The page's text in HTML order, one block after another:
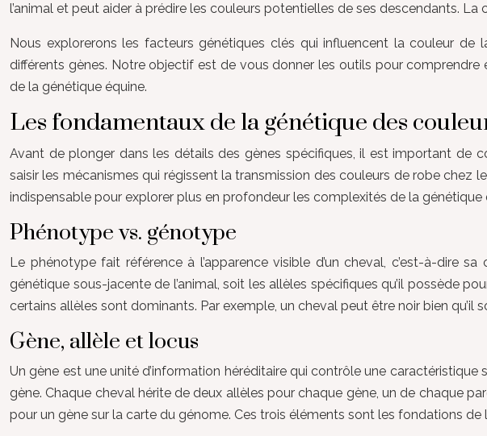
l’animal et peut aider à prédire les couleurs potentielles de ses descendants.
Nous explorerons les facteurs génétiques clés qui influencent la couleur
différents gènes. Notre objectif est de vous donner les outils pour
de la génétique équine.
Les fondamentaux de la génétique des
Avant de plonger dans les détails des gènes spécifiques, il est important de
saisir les mécanismes qui régissent la transmission des couleurs de robe
indispensable pour explorer plus en profondeur les complexités de la génétique
Phénotype vs. génotype
Le phénotype fait référence à l’apparence visible d’un cheval, c’est-à-dire
génétique sous-jacente de l’animal, soit les allèles spécifiques qu’il possède
certains allèles sont dominants. Par exemple, un cheval peut être noir bien qu’il
Gène, allèle et locus
Un gène est une unité d’information héréditaire qui contrôle une
gène. Chaque cheval hérite de deux allèles pour chaque gène, un de chaque
pour un gène sur la carte du génome. Ces trois éléments sont les fondations